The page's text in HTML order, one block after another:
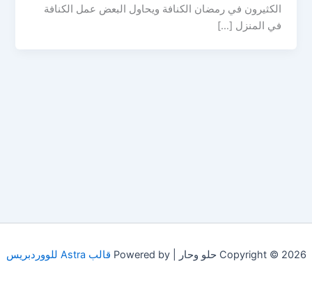
الكثيرون في رمضان الكنافة ويحاول البعض عمل الكنافة
في المنزل […]
Copyright © 2026 حلو وحار | Powered by قالب Astra للووردبريس